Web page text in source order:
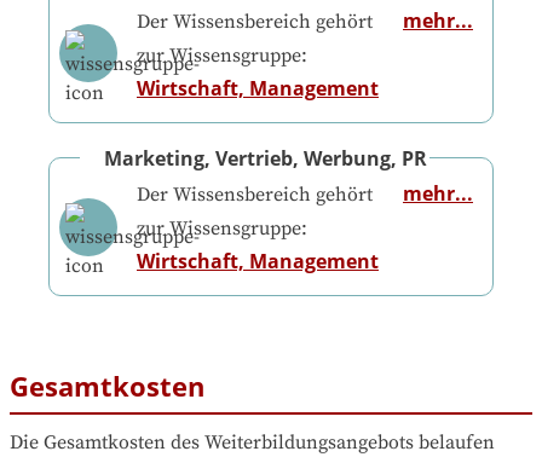
Der Wissensbereich gehört
zur Wissensgruppe:
Wirtschaft, Management
mehr...
Marketing, Vertrieb, Werbung, PR
Der Wissensbereich gehört
zur Wissensgruppe:
Wirtschaft, Management
mehr...
Gesamtkosten
Die Gesamtkosten des Weiterbildungsangebots belaufen